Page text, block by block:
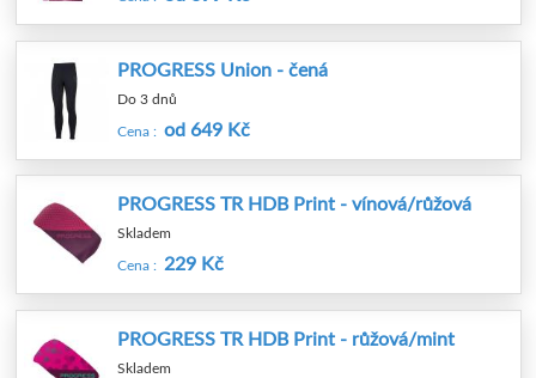
PROGRESS Union - čená
Do 3 dnů
Cena : od 649 Kč
PROGRESS TR HDB Print - vínová/růžová
Skladem
Cena : 229 Kč
PROGRESS TR HDB Print - růžová/mint
Skladem